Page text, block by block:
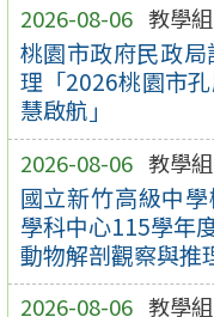
2026-08-06 教學組
桃園市政府民政
理「2026桃園市
慧啟航」
2026-08-06 教學組
國立新竹高級中
學科中心115學年
動物解剖觀察與推
2026-08-06 教學組